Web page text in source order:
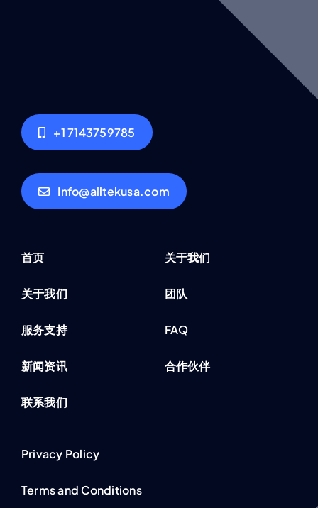
+1 7143759785
Info@alltekusa.com
首页
关于我们
服务支持
新闻资讯
联系我们
关于我们
团队
FAQ
合作伙伴
Privacy Policy
Terms and Conditions